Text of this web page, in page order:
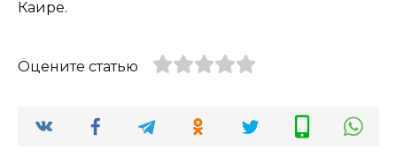
Каире.
Оцените статью